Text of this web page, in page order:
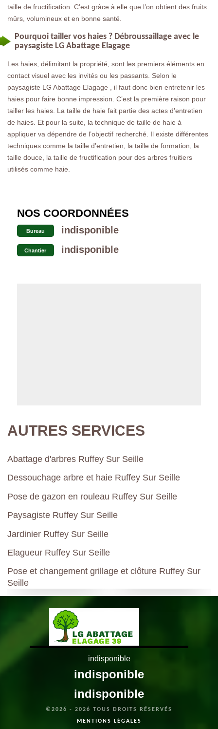
taille de fructification. C’est grâce à elle que l’on obtient des fruits
mûrs, volumineux et en bonne santé.
Pourquoi tailler vos haies ? Débroussaillage avec le
paysagiste LG Abattage Elagage
Les haies, délimitant la propriété, sont les premiers éléments en
contact visuel avec les invités ou les passants. Selon le
paysagiste LG Abattage Elagage , il faut donc bien entretenir les
haies pour faire bonne impression. C’est la première raison pour
tailler les haies. La taille de haie fait partie des actes d’entretien
de haies. Et pour la suite, la technique de taille de haie à
appliquer va dépendre de l’objectif recherché. Il existe différentes
techniques comme la taille d’entretien, la taille de formation, la
taille douce, la taille de fructification pour des arbres fruitiers
utilisés comme haie.
NOS COORDONNÉES
Bureau indisponible
Chantier indisponible
AUTRES SERVICES
Abattage d'arbres Ruffey Sur Seille
Dessouchage arbre et haie Ruffey Sur Seille
Pose de gazon en rouleau Ruffey Sur Seille
Paysagiste Ruffey Sur Seille
Jardinier Ruffey Sur Seille
Elagueur Ruffey Sur Seille
Pose et changement grillage et clôture Ruffey Sur
Seille
indisponible
indisponible
indisponible
©2026 - 2026 TOUS DROITS RÉSERVÉS
MENTIONS LÉGALES